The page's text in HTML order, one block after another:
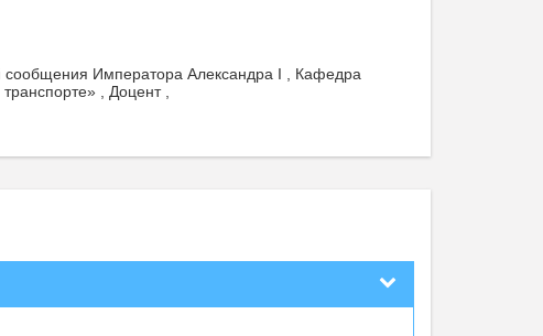
сообщения Императора Александра I , Кафедра
, Доцент ,